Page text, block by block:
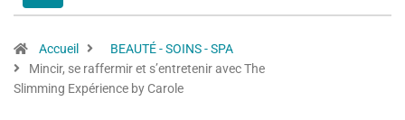
Accueil
BEAUTÉ - SOINS - SPA
Mincir, se raffermir et s’entretenir avec The
Slimming Expérience by Carole